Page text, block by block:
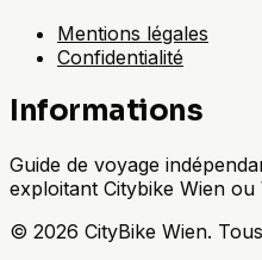
Mentions légales
Confidentialité
Informations
Guide de voyage
exploitant Citybike Wien ou
© 2026 CityBike Wien.